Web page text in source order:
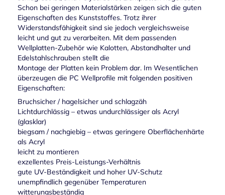
Schon bei geringen Materialstärken zeigen sich die guten
Eigenschaften des Kunststoffes. Trotz ihrer
Widerstandsfähigkeit sind sie jedoch vergleichsweise
leicht und gut zu verarbeiten. Mit dem passenden
Wellplatten-Zubehör wie Kalotten, Abstandhalter und
Edelstahlschrauben stellt die
Montage der Platten kein Problem dar. Im Wesentlichen
überzeugen die PC Wellprofile mit folgenden positiven
Eigenschaften:
Bruchsicher / hagelsicher und schlagzäh
Lichtdurchlässig – etwas undurchlässiger als Acryl
(glasklar)
biegsam / nachgiebig – etwas geringere Oberflächenhärte
als Acryl
leicht zu montieren
exzellentes Preis-Leistungs-Verhältnis
gute UV-Beständigkeit und hoher UV-Schutz
unempfindlich gegenüber Temperaturen
witterungsbeständig